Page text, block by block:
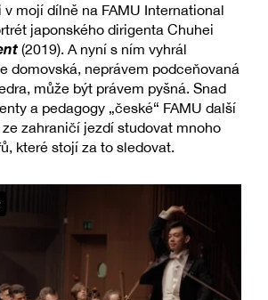
v mojí dílně na FAMU International
japonského dirigenta Chuhei
(2019). A nyní s ním vyhrál
domovská, neprávem podceňovaná
může být právem pyšná. Snad
a pedagogy „české“ FAMU další
zahraničí jezdí studovat mnoho
které stojí za to sledovat.